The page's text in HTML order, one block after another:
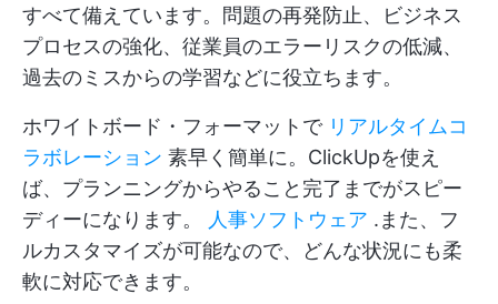
すべて備えています。問題の再発防止、ビジネス
プロセスの強化、従業員のエラーリスクの低減、
過去のミスからの学習などに役立ちます。
ホワイトボード・フォーマットで リアルタイムコ
ラボレーション 素早く簡単に。ClickUpを使え
ば、プランニングからやること完了までがスピー
ディーになります。
人事ソフトウェア .また、フ
ルカスタマイズが可能なので、どんな状況にも柔
軟に対応できます。